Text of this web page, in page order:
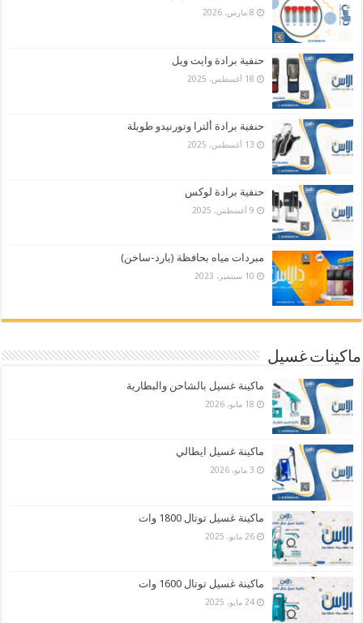
8 مارس، 2026
حنفية برادة وايت ويل
18 أغسطس، 2025
حنفية برادة ألترا وتورنيدو طويلة
13 أغسطس، 2025
حنفية برادة لوكس
9 أغسطس، 2025
مبردات مياه بحافظة (بارد-ساخن)
10 سبتمبر، 2023
ماكينات غسيل
ماكينة غسيل بالشاحن والبطارية
18 مايو، 2026
ماكينة غسيل ايطالي
3 مايو، 2026
ماكينة غسيل توتال 1800 وات
26 مايو، 2025
ماكينة غسيل توتال 1600 وات
24 مايو، 2025